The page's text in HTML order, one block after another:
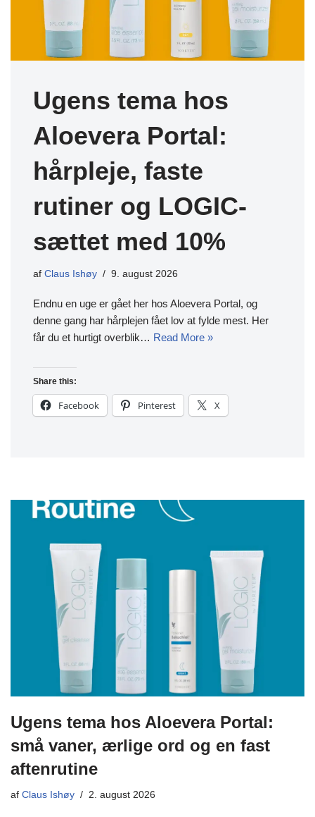
Ugens tema hos
Aloevera Portal:
hårpleje, faste
rutiner og LOGIC-
sættet med 10%
af Claus Ishøy 9. august 2026
Endnu en uge er gået her hos Aloevera Portal, og
denne gang har hårplejen fået lov at fylde mest. Her
får du et hurtigt overblik… Read More »
Share this:
Facebook Pinterest X
Ugens tema hos Aloevera Portal:
små vaner, ærlige ord og en fast
aftenrutine
af Claus Ishøy 2. august 2026